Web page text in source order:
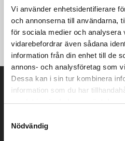
Vi använder enhetsidentifierare
och annonserna till användarna,
för sociala medier och analysera
vidarebefordrar även sådana
information från din enhet till de
annons- och analysföretag som
Dessa kan i sin tur kombinera
information som du har
samlat in när du har använt
Nödvändig
·155 g/m² ·100% Polyester
·Ripstop stretch fabric to knee and
repellent finish ·Multi pocketed with
pockets ·Made with Recycled
Prisuppgift
Kontakta oss här för att få
Det går också utmärkt att